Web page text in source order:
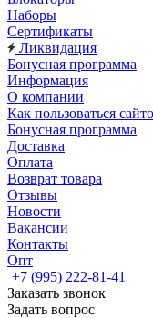
Наборы
Сертификаты
Ликвидация
Бонусная программа
Информация
О компании
Как пользоваться
Бонусная программа
Доставка
Оплата
Возврат товара
Отзывы
Новости
Вакансии
Контакты
Опт
+7 (995) 222-81-41
Заказать звонок
Задать вопрос